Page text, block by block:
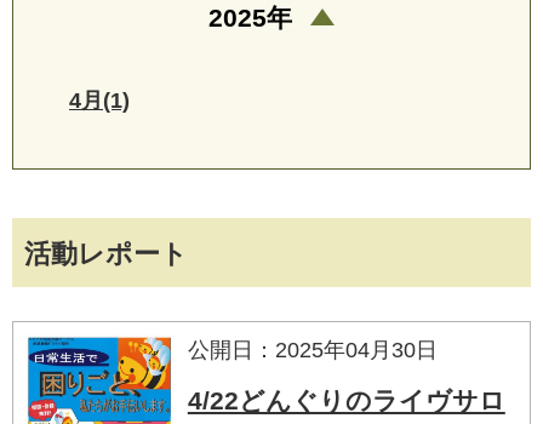
活動レポート
公開日：2025年04月30日
4/22どんぐりのライヴサロ
2025年
4月(1)